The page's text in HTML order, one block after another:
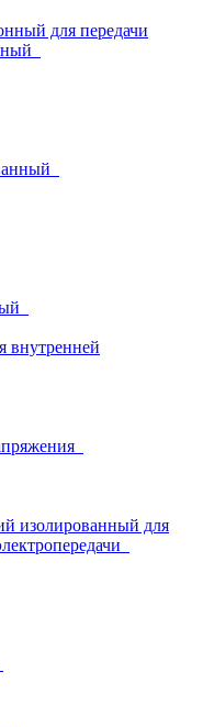
для передачи
внутренней
изолированный для